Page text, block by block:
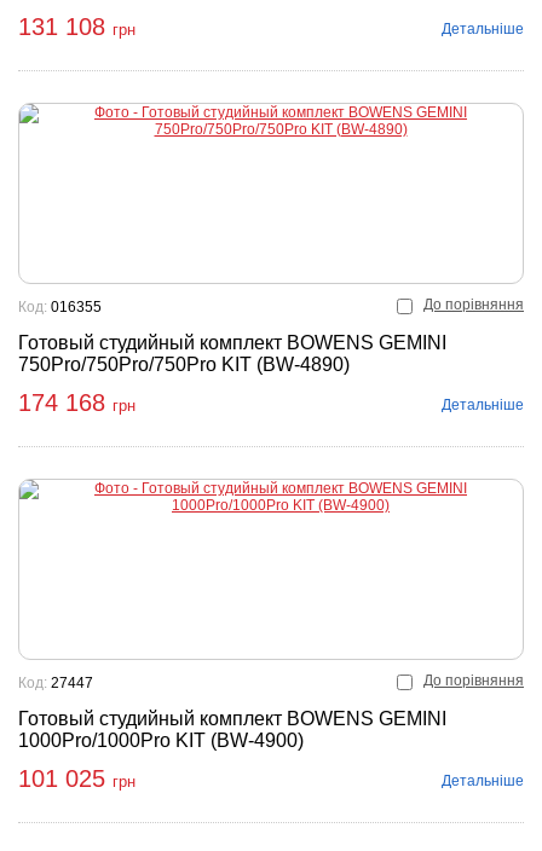
131 108 грн Детальніше
До порівняння
Готовый студийный комплект BOWENS GEMINI
750Pro/750Pro/750Pro KIT (BW-4890)
Код: 016355
174 168 грн Детальніше
До порівняння
Готовый студийный комплект BOWENS GEMINI
1000Pro/1000Pro KIT (BW-4900)
Код: 27447
101 025 грн Детальніше